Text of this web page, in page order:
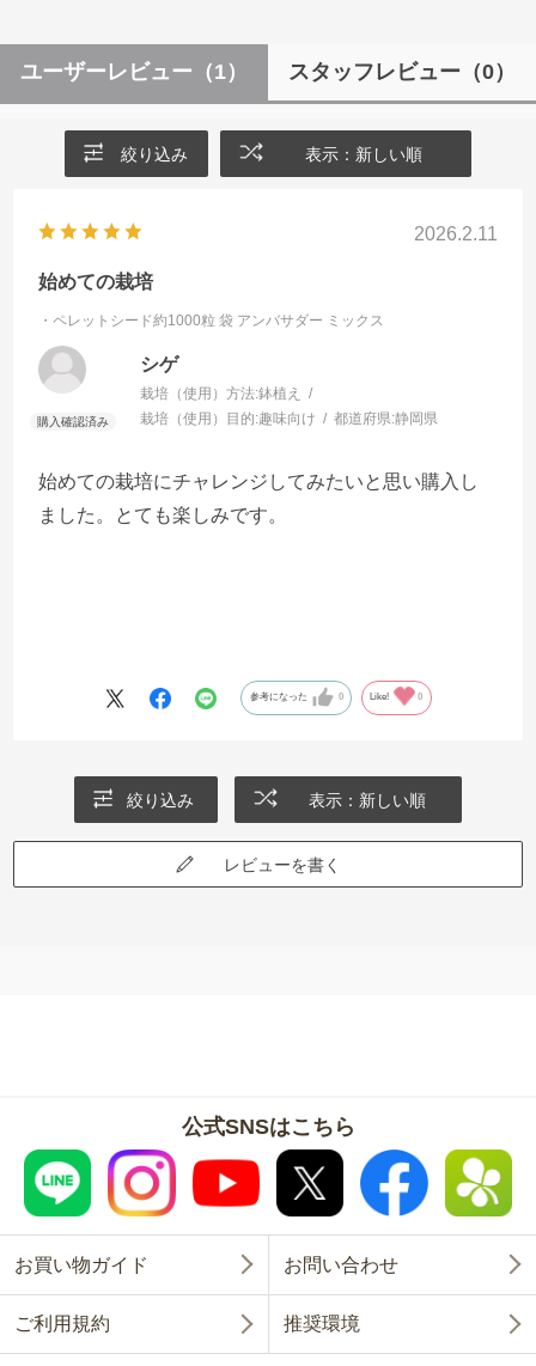
ユーザーレビュー （1） スタッフレビュー （0）
絞り込み 表示：新しい順
2026.2.11
始めての栽培
・ペレットシード約1000粒 袋 アンバサダー ミックス
シゲ
栽培（使用）方法:鉢植え
栽培（使用）目的:趣味向け 都道府県:静岡県
始めての栽培にチャレンジしてみたいと思い購入し
ました。とても楽しみです。
参考になった 0 Like! 0
絞り込み 表示：新しい順
レビューを書く
公式SNSはこちら
お買い物ガイド お問い合わせ
ご利用規約 推奨環境